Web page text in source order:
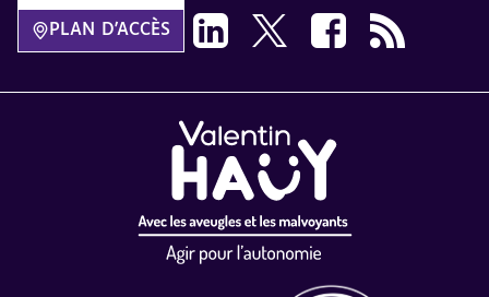
PLAN D'ACCÈS
Suivez-nous sur LinkedIn
Suivez-nous sur X
Suivez-nous sur
Flux RSS